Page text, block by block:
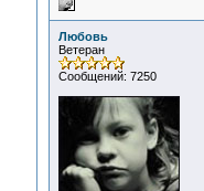
Любовь
Ветеран
Сообщений: 7250